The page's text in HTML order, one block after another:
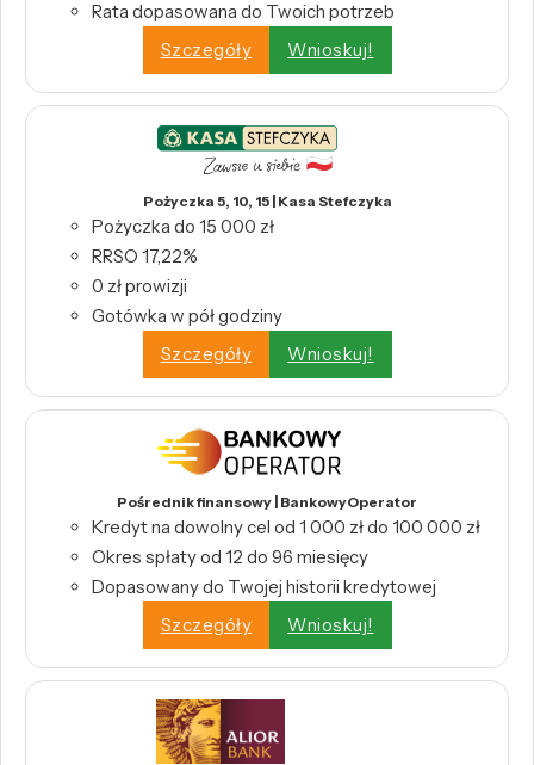
Rata dopasowana do Twoich potrzeb
Szczegóły
Wnioskuj!
Pożyczka 5, 10, 15 | Kasa Stefczyka
Pożyczka do 15 000 zł
RRSO 17,22%
0 zł prowizji
Gotówka w pół godziny
Szczegóły
Wnioskuj!
Pośrednik finansowy | BankowyOperator
Kredyt na dowolny cel od 1 000 zł do 100 000 zł
Okres spłaty od 12 do 96 miesięcy
Dopasowany do Twojej historii kredytowej
Szczegóły
Wnioskuj!